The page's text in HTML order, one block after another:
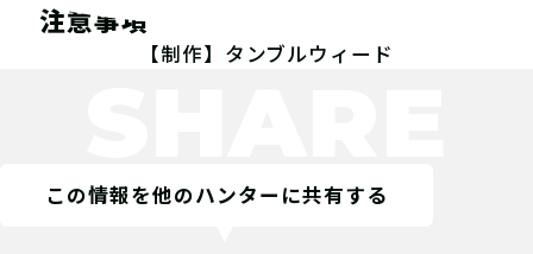
注意事項
【制作】タンブルウィード
この情報を他のハンターに共有する